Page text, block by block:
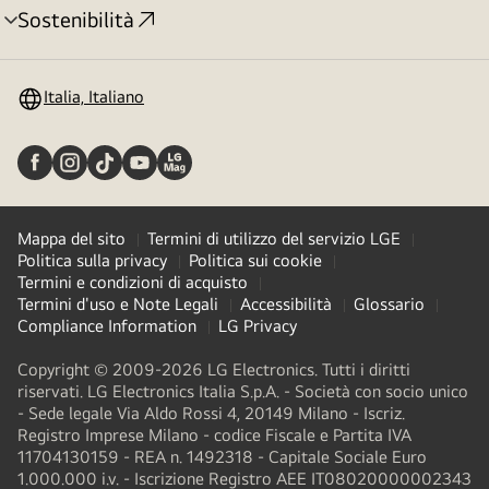
Sostenibilità
Attivazione
Italia, Italiano
Mappa del sito
Termini di utilizzo del servizio LGE
Politica sulla privacy
Politica sui cookie
Termini e condizioni di acquisto
Termini d'uso e Note Legali
Accessibilità
Glossario
Compliance Information
LG Privacy
Copyright © 2009-2026 LG Electronics. Tutti i diritti
riservati. LG Electronics Italia S.p.A. - Società con socio unico
- Sede legale Via Aldo Rossi 4, 20149 Milano - Iscriz.
Registro Imprese Milano - codice Fiscale e Partita IVA
11704130159 - REA n. 1492318 - Capitale Sociale Euro
1.000.000 i.v. - Iscrizione Registro AEE IT08020000002343​